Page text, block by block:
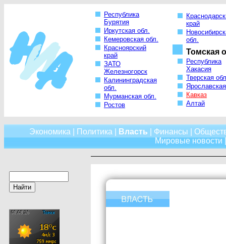
Республика
Бурятия
Иркутская обл.
Кемеровская обл.
Красноярский
край
ЗАТО
Железногорск
Калининградская
обл.
Мурманская обл.
Ростов
край
обл.
Томская
Республика
Хакасия
Тверская
Кавказ
Алтай
Экономика Политика Власть Финансы
Мировые новости